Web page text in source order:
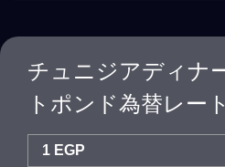
チュニジアディナ
トポンド為替レー
1 EGP